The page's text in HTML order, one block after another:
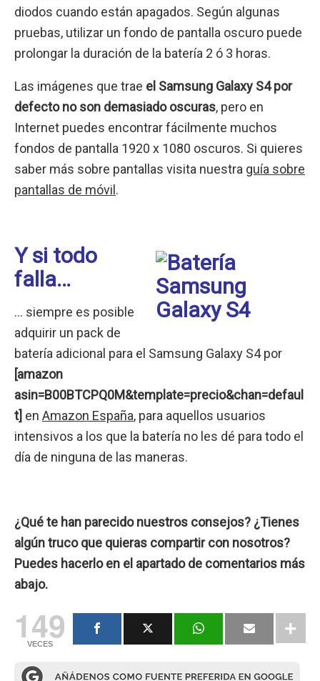
diodos cuando están apagados. Según algunas
pruebas, utilizar un fondo de pantalla oscuro puede
prolongar la duración de la batería 2 ó 3 horas.
Las imágenes que trae el Samsung Galaxy S4 por
defecto no son demasiado oscuras, pero en
Internet puedes encontrar fácilmente muchos
fondos de pantalla 1920 x 1080 oscuros. Si quieres
saber más sobre pantallas visita nuestra guía sobre
pantallas de móvil.
Y si todo
falla…
… siempre es posible
adquirir un pack de
batería adicional para el Samsung Galaxy S4 por
[amazon
asin=B00BTCPQ0M&template=precio&chan=defaul
t] en Amazon España, para aquellos usuarios
intensivos a los que la batería no les dé para todo el
día de ninguna de las maneras.
¿Qué te han parecido nuestros consejos? ¿Tienes
algún truco que quieras compartir con nosotros?
Puedes hacerlo en el apartado de comentarios más
abajo.
149
VECES